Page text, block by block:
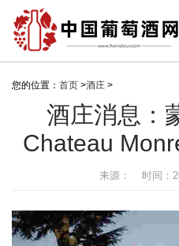
您的位置： 首页 >酒庄 >
酒庄消息：
Chateau
来源： 时间：